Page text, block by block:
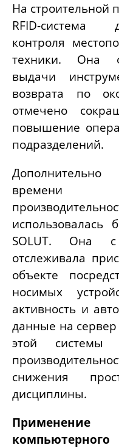
На строительной
RFID-система
контроля
техники. Она
выдачи
возврата по
отмечено
повышение
подразделений.
времени
использовалась
SOLUT. Она с
отслеживала
объекте
носимых
активность и
данные на
этой системы
снижения
дисциплины.